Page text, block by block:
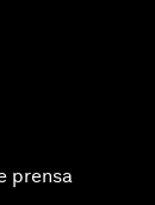
prensa